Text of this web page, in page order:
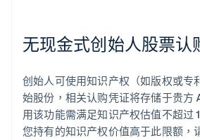
无现金式创始人股票认
创始人可使用知识产权（如版权或专
始股份，相关认购凭证将存储于贵方
用该功能需满足知识产权估值不超过
您持有的知识产权价值高于此限额，